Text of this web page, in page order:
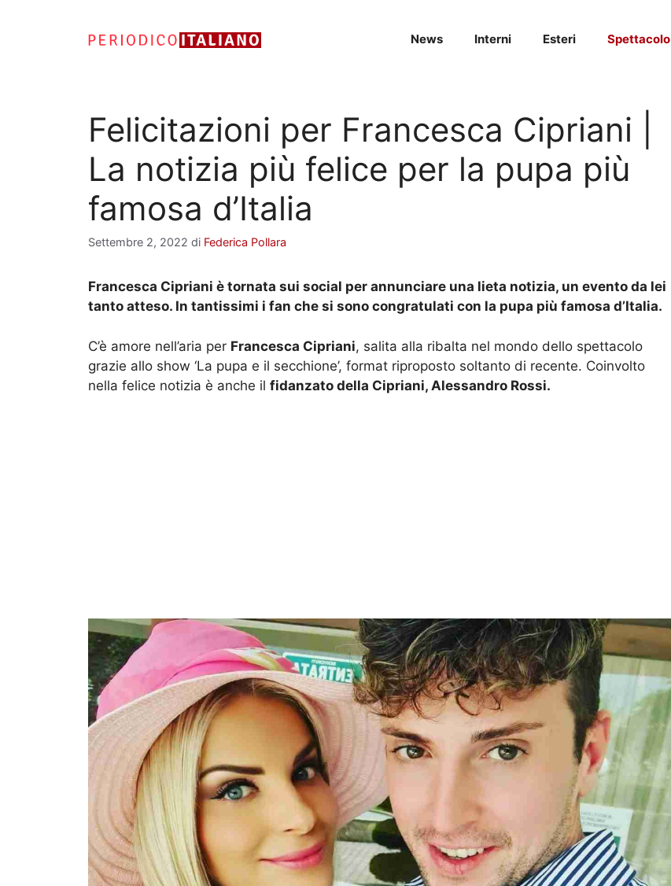
News Interni Esteri Spettacolo
Felicitazioni per Francesca Cipriani |
La notizia più felice per la pupa più
famosa d’Italia
Settembre 2, 2022 di Federica Pollara
Francesca Cipriani è tornata sui social per annunciare una lieta notizia, un evento da lei
tanto atteso. In tantissimi i fan che si sono congratulati con la pupa più famosa d’Italia.
C’è amore nell’aria per Francesca Cipriani, salita alla ribalta nel mondo dello spettacolo
grazie allo show ‘La pupa e il secchione’, format riproposto soltanto di recente. Coinvolto
nella felice notizia è anche il fidanzato della Cipriani, Alessandro Rossi.